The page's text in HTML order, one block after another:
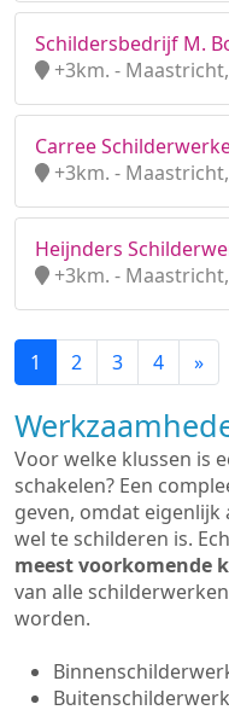
Schildersbedrijf M.
+3km. -
Carree
+3km. -
Heijnders
+3km. -
1 2 3 4 »
Voor welke klussen is
schakelen? Een
geven, omdat eigenlijk
wel te schilderen is.
meest voorkomende
van alle
worden.
Buitenschilderwerk